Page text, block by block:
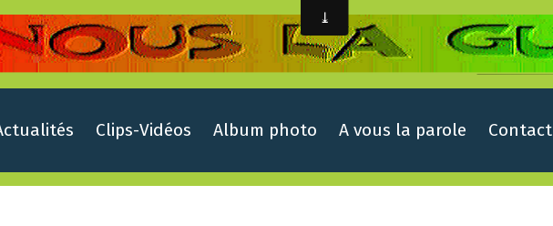
Clips-Vidéos Album photo A vous la parole Contact